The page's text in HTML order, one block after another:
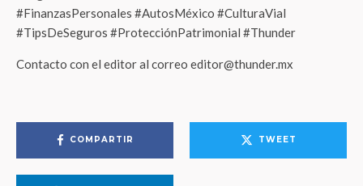
#FinanzasPersonales #AutosMéxico #CulturaVial
#TipsDeSeguros #ProtecciónPatrimonial #Thunder
Contacto con el editor al correo editor@thunder.mx
COMPARTIR TWEET